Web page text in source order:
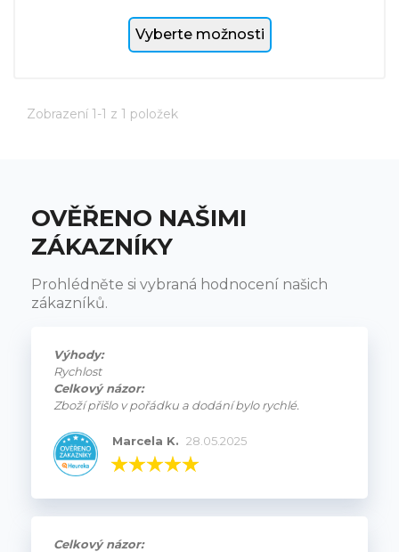
Vyberte možnosti
Zobrazení 1-1 z 1 položek
OVĚŘENO NAŠIMI
ZÁKAZNÍKY
Prohlédněte si vybraná hodnocení našich
zákazníků.
Výhody:
Rychlost
Celkový názor:
Zboží přišlo v pořádku a dodání bylo rychlé.
Marcela K. 28.05.2025
Celkový názor: